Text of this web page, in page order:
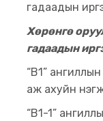
гадаадын
Хөрөнгө
гадаадын
“B1”
аж ахуйн
“B1-1”